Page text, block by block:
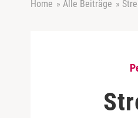
Home » Alle Beiträge »